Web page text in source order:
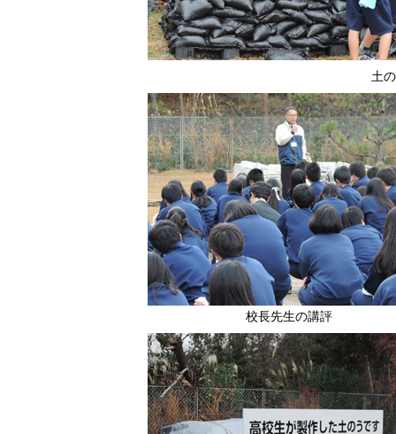
土
校長先生の講評